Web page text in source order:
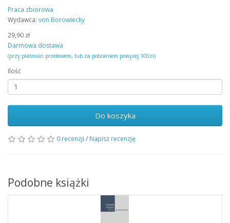
Praca zbiorowa
Wydawca: von Borowiecky
29,90 zł
Darmowa dostawa
(przy płatności przelewem, lub za pobraniem powyżej 100zł)
Ilość
Do koszyka
0 recenzji / Napisz recenzję
Podobne książki